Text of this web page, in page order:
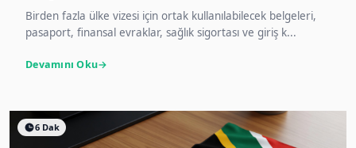
Birden fazla ülke vizesi için ortak kullanılabilecek belgeleri,
pasaport, finansal evraklar, sağlık sigortası ve giriş k...
Devamını Oku
6 Dak